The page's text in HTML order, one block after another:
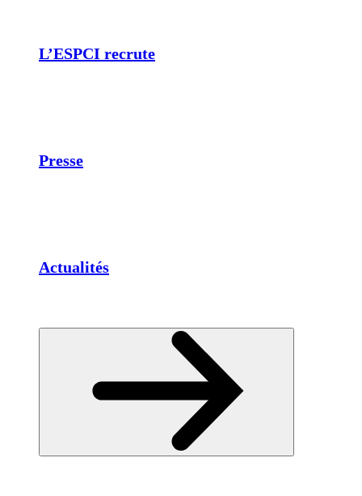
L’ESPCI recrute
Presse
Actualités